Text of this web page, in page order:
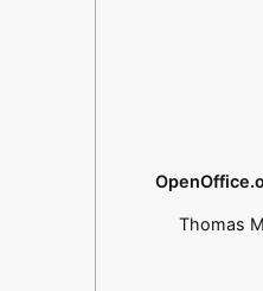
Thomas